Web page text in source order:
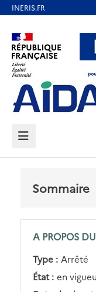
contenu
principal
Aller au contenu
Aller au pied de
MENU
A PROPOS
Type : Arrêté
État : en
Sommaire